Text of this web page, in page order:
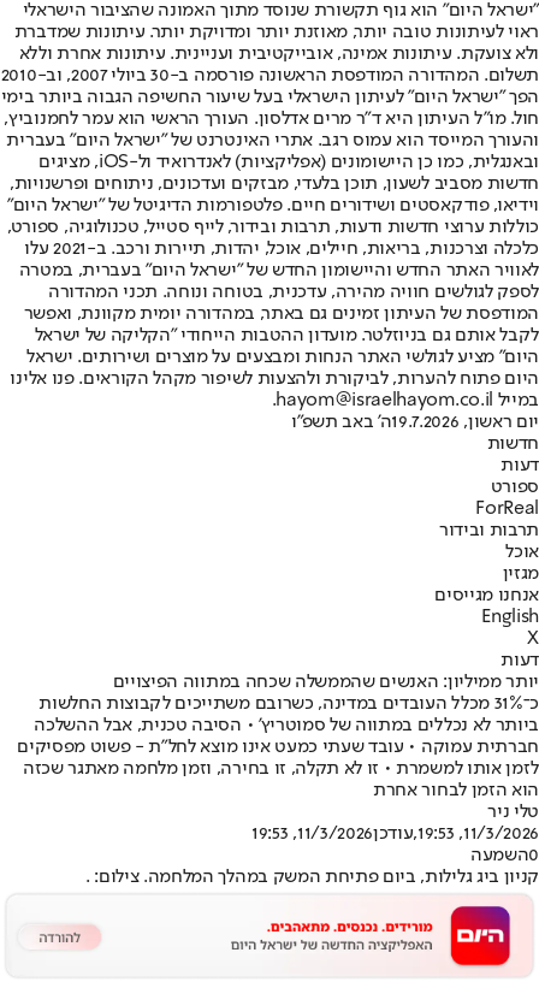
"ישראל היום" הוא גוף תקשורת שנוסד מתוך האמונה שהציבור הישראלי
ראוי לעיתונות טובה יותר, מאוזנת יותר ומדויקת יותר. עיתונות שמדברת
ולא צועקת. עיתונות אמינה, אובייקטיבית ועניינית. עיתונות אחרת וללא
תשלום. המהדורה המודפסת הראשונה פורסמה ב-30 ביולי 2007, וב-2010
הפך "ישראל היום" לעיתון הישראלי בעל שיעור החשיפה הגבוה ביותר בימי
חול. מו"ל העיתון היא ד"ר מרים אדלסון. העורך הראשי הוא עמר לחמנוביץ,
והעורך המייסד הוא עמוס רגב. אתרי האינטרנט של "ישראל היום" בעברית
ובאנגלית, כמו כן היישומונים (אפליקציות) לאנדרואיד ול-iOS, מציגים
חדשות מסביב לשעון, תוכן בלעדי, מבזקים ועדכונים, ניתוחים ופרשנויות,
וידיאו, פודקאסטים ושידורים חיים. פלטפורמות הדיגיטל של "ישראל היום"
כוללות ערוצי חדשות ודעות, תרבות ובידור, לייף סטייל, טכנולוגיה, ספורט,
כלכלה וצרכנות, בריאות, חיילים, אוכל, יהדות, תיירות ורכב. ב-2021 עלו
לאוויר האתר החדש והיישומון החדש של "ישראל היום" בעברית, במטרה
לספק לגולשים חוויה מהירה, עדכנית, בטוחה ונוחה. תכני המהדורה
המודפסת של העיתון זמינים גם באתר, במהדורה יומית מקוונת, ואפשר
לקבל אותם גם בניוזלטר. מועדון ההטבות הייחודי "הקליקה של ישראל
היום" מציע לגולשי האתר הנחות ומבצעים על מוצרים ושירותים. ישראל
היום פתוח להערות, לביקורת ולהצעות לשיפור מקהל הקוראים. פנו אלינו
במייל hayom@israelhayom.co.il.
יום ראשון, 19.7.2026
ה' באב תשפ"ו
חדשות
דעות
ספורט
ForReal
תרבות ובידור
אוכל
מגזין
אנחנו מגייסים
English
X
דעות
יותר ממיליון: האנשים שהממשלה שכחה במתווה הפיצויים
כ־31% מכלל העובדים במדינה, כשרובם משתייכים לקבוצות החלשות
ביותר לא נכללים במתווה של סמוטריץ' • הסיבה טכנית, אבל ההשלכה
חברתית עמוקה • עובד שעתי כמעט אינו מוצא לחל"ת - פשוט מפסיקים
לזמן אותו למשמרת • זו לא תקלה, זו בחירה, וזמן מלחמה מאתגר שכזה
הוא הזמן לבחור אחרת
טלי ניר
11/3/2026, 19:53
,עודכן11/3/2026, 19:53
0השמעה
קניון ביג גלילות, ביום פתיחת המשק במהלך המלחמה. צילום: .